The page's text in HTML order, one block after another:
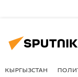
КЫРГЫЗСТАН